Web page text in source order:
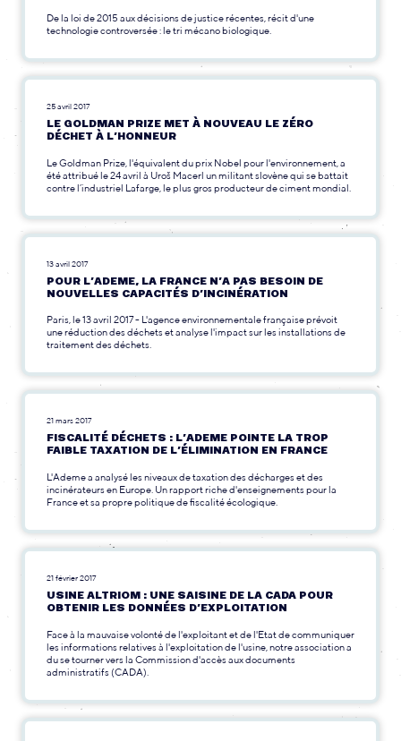
De la loi de 2015 aux décisions de justice récentes, récit d'une
technologie controversée : le tri mécano biologique.
25 avril 2017
LE GOLDMAN PRIZE MET À NOUVEAU LE ZÉRO
DÉCHET À L’HONNEUR
Le Goldman Prize, l'équivalent du prix Nobel pour l'environnement, a
été attribué le 24 avril à Uroš Macerl un militant slovène qui se battait
contre l’industriel Lafarge, le plus gros producteur de ciment mondial.
13 avril 2017
POUR L’ADEME, LA FRANCE N’A PAS BESOIN DE
NOUVELLES CAPACITÉS D’INCINÉRATION
Paris, le 13 avril 2017 - L'agence environnementale française prévoit
une réduction des déchets et analyse l'impact sur les installations de
traitement des déchets.
21 mars 2017
FISCALITÉ DÉCHETS : L’ADEME POINTE LA TROP
FAIBLE TAXATION DE L’ÉLIMINATION EN FRANCE
L'Ademe a analysé les niveaux de taxation des décharges et des
incinérateurs en Europe. Un rapport riche d'enseignements pour la
France et sa propre politique de fiscalité écologique.
21 février 2017
USINE ALTRIOM : UNE SAISINE DE LA CADA POUR
OBTENIR LES DONNÉES D’EXPLOITATION
Face à la mauvaise volonté de l'exploitant et de l'Etat de communiquer
les informations relatives à l'exploitation de l'usine, notre association a
du se tourner vers la Commission d'accès aux documents
administratifs (CADA).